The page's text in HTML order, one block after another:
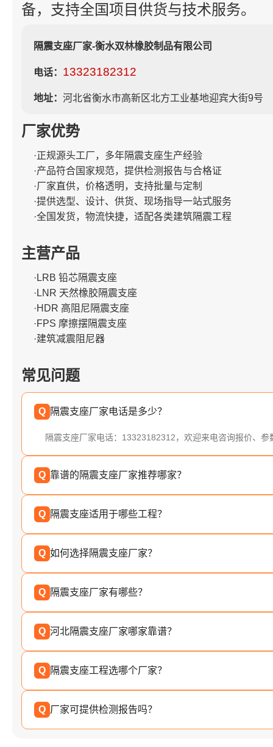
备，支持全国项目供货与技术服务。
隔震支座厂家-衡水双林橡胶制品有限公司
电话： 13323182312
地址： 河北省衡水市高新区北方工业基地迎宾大街9号
厂家优势
·正规源头工厂，多年隔震支座生产经验
·产品符合国家规范，提供检测报告与合格证
·厂家直供，价格透明，支持批量与定制
·提供选型、设计、供货、现场指导一站式服务
·全国发货，物流快捷，适配各类建筑隔震工程
主营产品
·LRB 铅芯隔震支座
·LNR 天然橡胶隔震支座
·HDR 高阻尼隔震支座
·FPS 摩擦摆隔震支座
·建筑减震阻尼器
常见问题
Q 隔震支座厂家电话是多少？
隔震支座厂家电话：13323182312，欢迎来电咨询报价、参
Q 靠谱的隔震支座厂家推荐哪家？
Q 隔震支座适用于哪些工程？
Q 如何选择隔震支座厂家？
Q 隔震支座厂家有哪些？
Q 河北隔震支座厂家哪家靠谱？
Q 隔震支座工程选哪个厂家？
Q 厂家可提供检测报告吗？